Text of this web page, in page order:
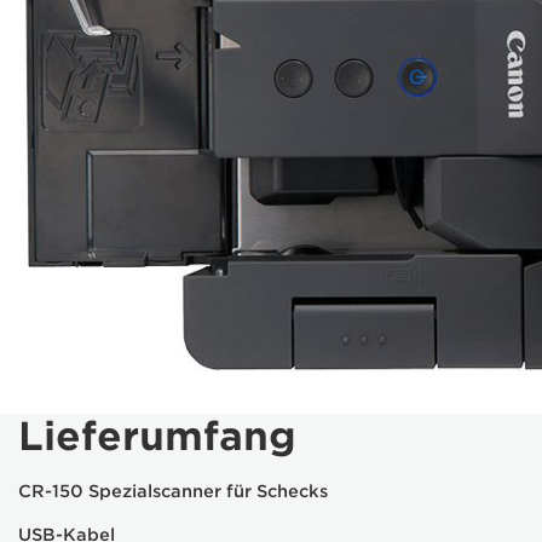
Lieferumfang
CR-150 Spezialscanner für Schecks
USB-Kabel